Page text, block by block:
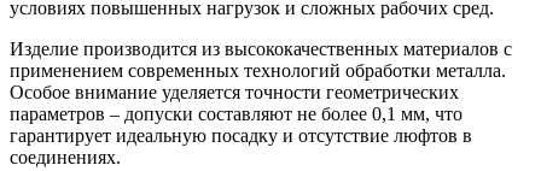
условиях повышенных нагрузок и сложных рабочих сред.
Изделие производится из высококачественных материалов с
применением современных технологий обработки металла.
Особое внимание уделяется точности геометрических
параметров – допуски составляют не более 0,1 мм, что
гарантирует идеальную посадку и отсутствие люфтов в
соединениях.